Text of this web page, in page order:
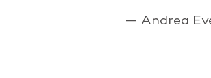
— Andrea